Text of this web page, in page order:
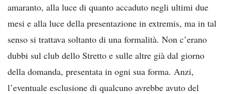
amaranto, alla luce di quanto accaduto negli ultimi due
mesi e alla luce della presentazione in extremis, ma in tal
senso si trattava soltanto di una formalità. Non c’erano
dubbi sul club dello Stretto e sulle altre già dal giorno
della domanda, presentata in ogni sua forma. Anzi,
l’eventuale esclusione di qualcuno avrebbe avuto del